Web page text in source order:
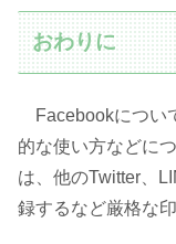
おわりに
Facebookについ
的な使い方などに
は、他のTwitter、
録するなど厳格な